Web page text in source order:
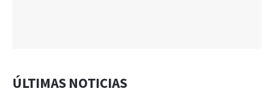
ÚLTIMAS NOTICIAS